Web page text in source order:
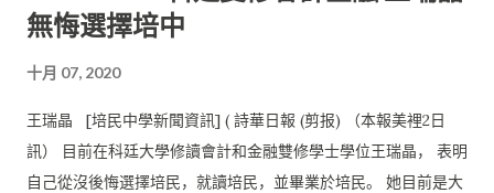
耐心地解答學生的疑惑。在臨近高中統考的那段期間， 她在化學
相信這奠定了她的化學知識基礎， 讓她堅定地選擇了就讀化學工
程系。 呂雯欣表示，自行動管制令開始後，學校就采用了線上教
學模式。“ 對於我來說，線上學習比實體學習更辛苦， 因為功課
及考試次數比往常的頻密， 但我因此學會了妥善分配時間的重要
無悔選擇培中
十月 07, 2020
王瑞晶 [培民中學新聞資訊] ( 詩華日報 (剪报) （本報美裡2日
訊） 目前在科廷大學修讀會計和金融雙修學士學位王瑞晶， 表明
自己從沒後悔選擇培民，就讀培民，並畢業於培民。 她目前是大